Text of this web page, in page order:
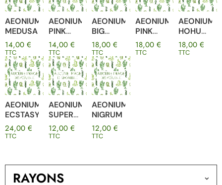
AEONIUM
MEDUSA
14,00 €
TTC
AEONIUM
PINK
WITCH
14,00 €
TTC
AEONIUM
BIG
BANG
PLUS
18,00€
TTC
AEONIUM
PINK
WITCH
YELLOW
18,00 €
TTC
AEONIUM
HOHUO
DIAM 10
CM
18,00€
TTC
AEONIUM
ECSTASY
24,00 €
TTC
AEONIUM
SUPER
BANG
DIAM 10
12,00 €
TTC
AEONIUM
NIGRUM
12,00€
TTC
RAYONS